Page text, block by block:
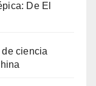
De El
ciencia